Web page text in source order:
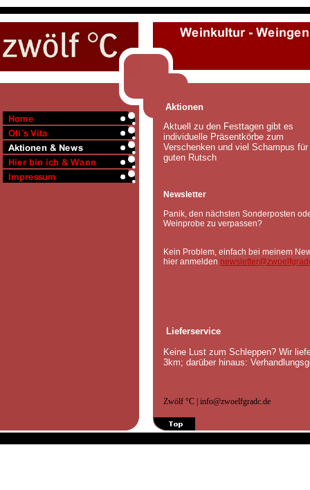
Aktionen
Aktuell zu den Festtagen gibt es
individuelle Präsentkörbe zum
Verschenken und viel Schampus für
guten Rutsch
Newsletter
Panik, den nächsten Sonderposten
Weinprobe zu verpassen?
Kein Problem, einfach bei meinem
hier anmelden
Lieferservice
Keine Lust zum Schleppen? Wir
3km; darüber hinaus:
Zwölf °C | info@zwoelfgradc.de